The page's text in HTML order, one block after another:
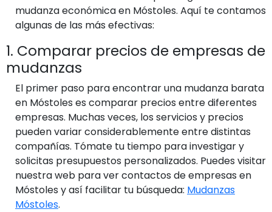
mudanza económica en Móstoles. Aquí te contamos
algunas de las más efectivas:
1. Comparar precios de empresas de
mudanzas
El primer paso para encontrar una mudanza barata
en Móstoles es comparar precios entre diferentes
empresas. Muchas veces, los servicios y precios
pueden variar considerablemente entre distintas
compañías. Tómate tu tiempo para investigar y
solicitas presupuestos personalizados. Puedes visitar
nuestra web para ver contactos de empresas en
Móstoles y así facilitar tu búsqueda: Mudanzas
Móstoles.